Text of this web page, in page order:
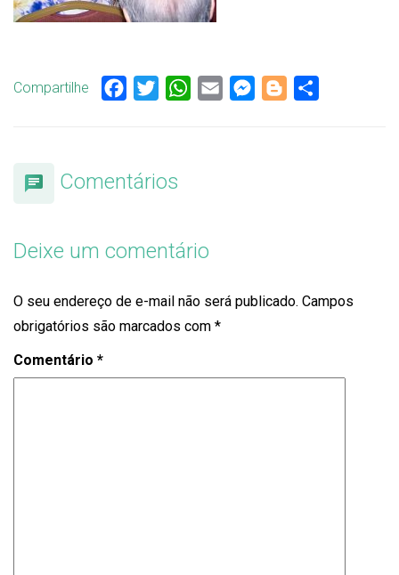
Compartilhe Facebook
TwitterWhatsApp
Email Messenger
Blogger
Comentários
Deixe um comentário
O seu endereço de e-mail não será publicado. Campos
obrigatórios são marcados com *
Comentário *